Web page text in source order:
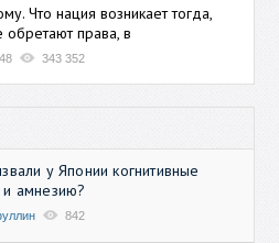
Что нация возникает тогда,
обретают права, в
343 352
у Японии когнитивные
амнезию?
842